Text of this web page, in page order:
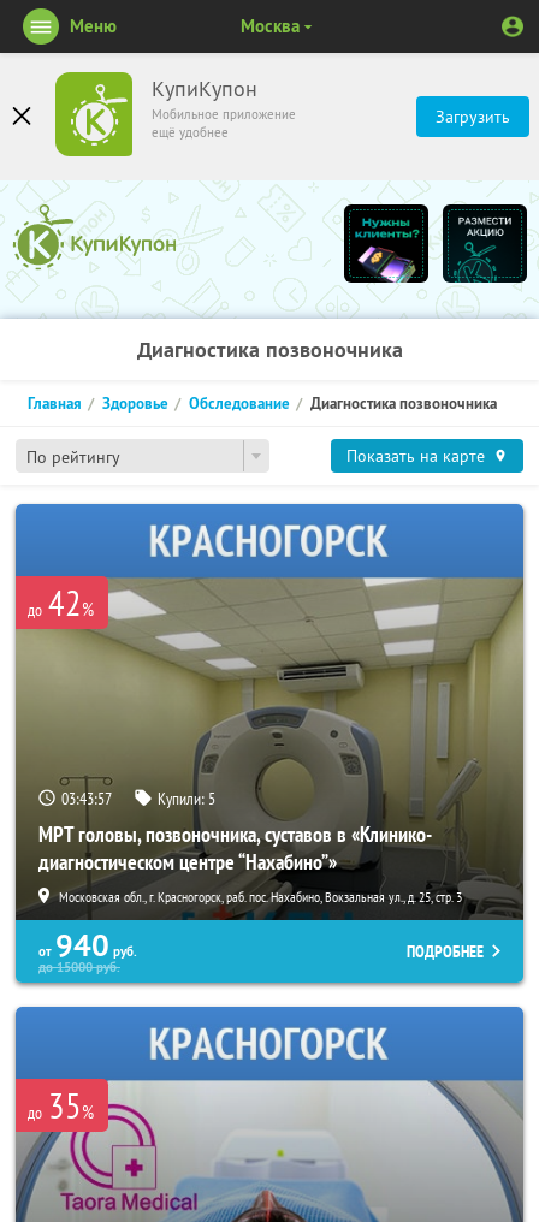
КупиКупон
Мобильное приложение
ещё удобнее
Загрузить
Меню Москва
Диагностика позвоночника
По рейтингу
Главная Здоровье Обследование Диагностика позвоночника
Показать на карте
до 42%
03:43:56 Купили: 5
МРТ головы, позвоночника, суставов в «Клинико-
диагностическом центре “Нахабино”»
Московская обл., г. Красногорск, раб. пос. Нахабино, Вокзальная ул., д. 25, стр. 3
от 940 руб.
до15000руб.
ПОДРОБНЕЕ
до 35%